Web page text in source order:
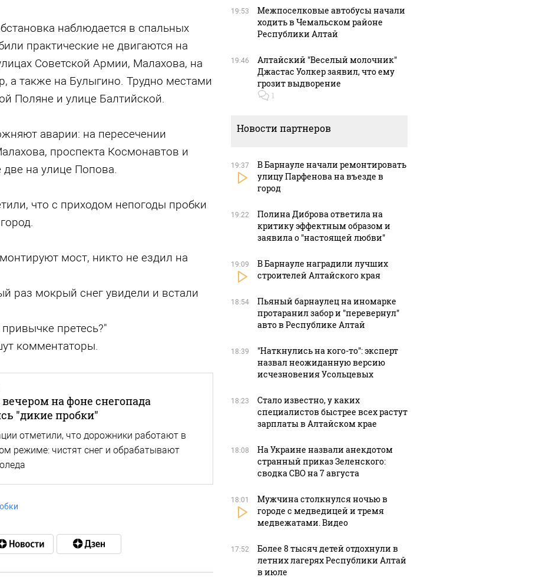
наблюдается в спальных
практические не двигаются на
Советской Армии, Малахова, на
а также на Булыгино. Трудно местами
Поляне и улице Балтийской.
аварии: на пересечении
проспекта Космонавтов и
на улице Попова.
что с приходом непогоды пробки
мост, никто не ездил на
раз мокрый снег увидели и встали
претесь?"
комментаторы.
на фоне снегопада
"дикие пробки"
отметили, что дорожники работают в
режиме: чистят снег и обрабатывают
19:53
Межпоселковые автобусы начали
ходить в Чемальском районе
Республики Алтай
19:46
Алтайский "Веселый молочник"
Джастас Уолкер заявил, что ему
грозит выдворение
1
Новости партнеров
19:37
В Барнауле начали ремонтировать
улицу Парфенова на въезде в
город
19:22
Полина Диброва ответила на
критику эффектным образом и
заявила о "настоящей любви"
19:09
В Барнауле наградили лучших
строителей Алтайского края
18:54
Пьяный барнаулец на иномарке
протаранил забор и "перевернул"
авто в Республике Алтай
18:39
"Наткнулись на кого-то": эксперт
назвал неожиданную версию
исчезновения Усольцевых
18:23
Стало известно, у каких
специалистов быстрее всех растут
зарплаты в Алтайском крае
18:08
На Украине назвали анекдотом
странный приказ Зеленского:
сводка СВО на 7 августа
18:01
Мужчина столкнулся ночью в
городе с медведицей и тремя
медвежатами. Видео
17:52
Более 8 тысяч детей отдохнули в
летних лагерях Республики Алтай
в июле